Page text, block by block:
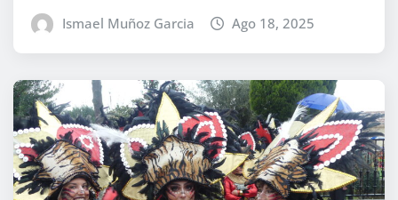
Ismael Muñoz Garcia Ago 18, 2025